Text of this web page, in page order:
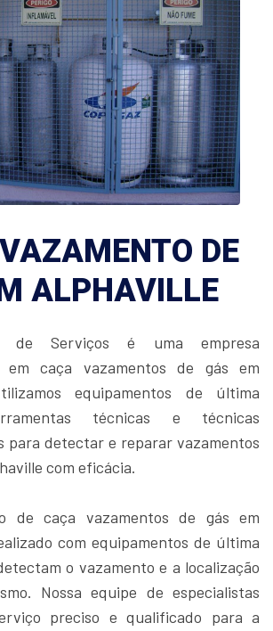
DE
ALPHAVILLE
de Serviços é uma empresa
em caça vazamentos de gás em
equipamentos de última
técnicas e técnicas
para detectar e reparar vazamentos
com eficácia.
de caça vazamentos de gás em
com equipamentos de última
o vazamento e a localização
Nossa equipe de especialistas
preciso e qualificado para a